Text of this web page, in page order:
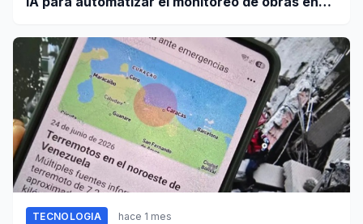
TECNOLOGIA hace 1 mes